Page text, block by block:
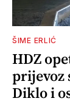
ŠIME ERLIĆ
HDZ
prijevoz
Diklo i